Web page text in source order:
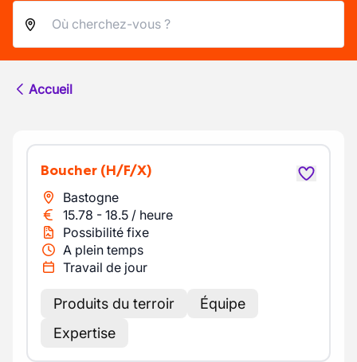
Accueil
Boucher (H/F/X)
Bastogne
15.78 - 18.5 / heure
Possibilité fixe
A plein temps
Travail de jour
Produits du terroir
Équipe
Expertise